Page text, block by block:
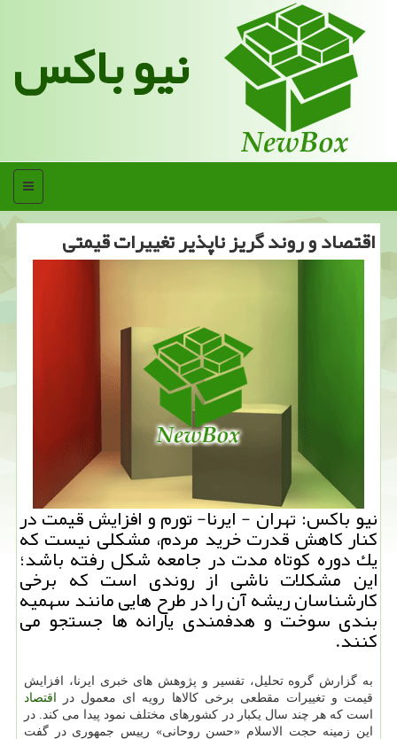
نیو باکس
منو
اقتصاد و روند گریز ناپذیر تغییرات قیمتی
نیو باكس: تهران - ایرنا- تورم و افزایش قیمت در
كنار كاهش قدرت خرید مردم، مشكلی نیست كه
یك دوره كوتاه مدت در جامعه شكل رفته باشد؛
این مشكلات ناشی از روندی است كه برخی
كارشناسان ریشه آن را در طرح هایی مانند سهمیه
بندی سوخت و هدفمندی یارانه ها جستجو می
كنند.
به گزارش گروه تحلیل، تفسیر و پژوهش های خبری ایرنا، افزایش
قیمت و تغییرات مقطعی برخی كالاها رویه ای معمول در اقتصاد
است كه هر چند سال یكبار در كشورهای مختلف نمود پیدا می كند. در
این زمینه حجت الاسلام «حسن روحانی» رییس جمهوری در گفت